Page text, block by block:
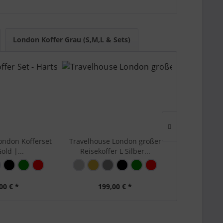
für längere Reisen oder Familiengepäck.
London Koffer Grau (S,M,L & Sets)
Kofferset
|...
€ *
Travelhouse London großer
Reisekoffer L Silber...
199,00 € *